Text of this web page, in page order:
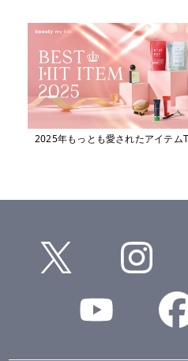
2025年もっとも愛されたアイテム